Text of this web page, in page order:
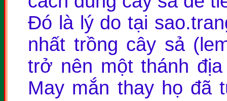
Đó là lý do tại
nhất trồng cây sả
trở nên một thánh
May mắn thay họ đã